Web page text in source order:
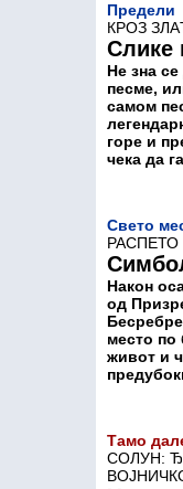
Предели
КРОЗ
Слике
Не зна
песме,
самом
горе и
чека да
Свето
Након
од
место по
живот и
Тамо
СОЛУН: